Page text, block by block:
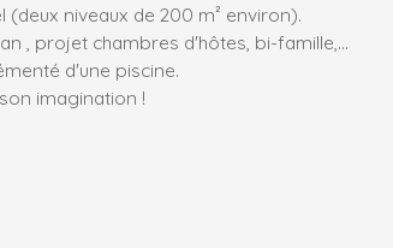
niveaux de 200 m² environ).
, projet chambres d'hôtes, bi-famille,...
d'une piscine.
imagination !